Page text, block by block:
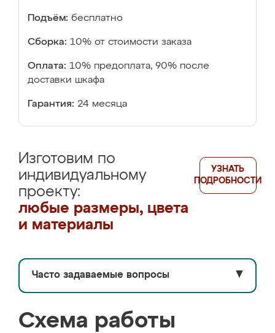
Подъём: бесплатно
Сборка: 10% от стоимости заказа
Оплата: 10% предоплата, 90% после
доставки шкафа
Гарантия: 24 месяца
Изготовим по
индивидуальному
проекту:
любые размеры, цвета
и материалы
УЗНАТЬ
ПОДРОБНОСТИ
Часто задаваемые вопросы ▼
Схема работы